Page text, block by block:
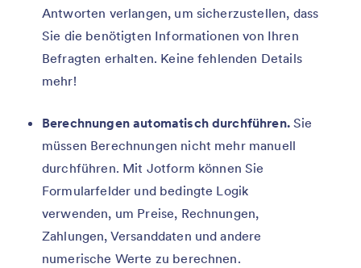
Antworten verlangen, um sicherzustellen, dass
Sie die benötigten Informationen von Ihren
Befragten erhalten. Keine fehlenden Details
mehr!
Berechnungen automatisch durchführen.Sie
müssen Berechnungen nicht mehr manuell
durchführen. Mit Jotform können Sie
Formularfelder und bedingte Logik
verwenden, um Preise, Rechnungen,
Zahlungen, Versanddaten und andere
numerische Werte zu berechnen.